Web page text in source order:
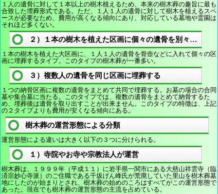
１人の遺骨に対して１本以上の樹木植えるため、本来の樹木葬の趣旨に最も
合致した埋葬形式である。ただ、１人１人の遺骨に対して樹木を植えるスペ
ースが必要なため、費用が高くなる傾向にあり、対応している墓地や霊園は
それほど多くない。
２）１本の樹木を植えた区画に個々の遺骨を別々に埋葬
１本の樹木を植えた大区画に、１人１人の遺骨を骨壺などに入れて個々の区
画に埋葬するタイプ。このタイプの樹木葬が一番多い。
３）複数人の遺骨を同じ区画に埋葬する
１つの納骨区画に複数の遺骨をまとめて共同で埋葬する。お墓の場合の合同
墓や集合墓に当たる。このタイプでは、複数の遺骨をまとめて納骨するた
め、埋葬後は遺骨を取り出すことが出来ません。このタイプの特徴は、上記
の２タイプよりも費用が安くなる傾向にある。
樹木葬の運営形態による分類
運営形態による違いは大きく以下の３つに分けられる。
１）寺院やお寺や宗教法人が運営
樹木葬は、１９９９年（平成１１）に岩手県一関市にある大慈山祥雲寺（臨
済宗妙心寺派）のご住職である千坂げん峰氏が荒廃していた里山を樹木葬墓
地にしたのが始まりとされ、樹木葬の始めのころはすべてがこの運営形態で
あった。現在でも樹木葬の運営形態の主流を占めている。